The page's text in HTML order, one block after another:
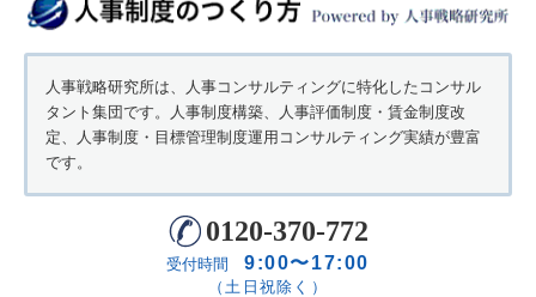
人事戦略研究所は、人事コンサルティングに特化したコンサル
タント集団です。人事制度構築、人事評価制度・賃金制度改
定、人事制度・目標管理制度運用コンサルティング実績が豊富
です。
0120-370-772
受付時間 9:00〜17:00
（土日祝除く）